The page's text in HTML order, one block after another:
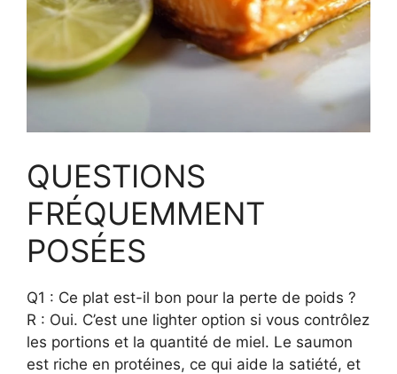
QUESTIONS
FRÉQUEMMENT
POSÉES
Q1 : Ce plat est-il bon pour la perte de poids ?
R : Oui. C’est une lighter option si vous contrôlez
les portions et la quantité de miel. Le saumon
est riche en protéines, ce qui aide la satiété, et